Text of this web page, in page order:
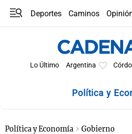
Deportes Caminos
Lo Último Argentina
Política y
Política y Economía Gobierno